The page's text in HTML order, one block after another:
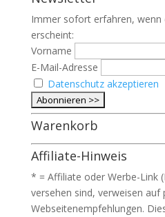
Immer sofort erfahren, wenn
erscheint:
Vorname
E-Mail-Adresse
Datenschutz akzeptieren
Warenkorb
Affiliate-Hinweis
* = Affiliate oder Werbe-Link
versehen sind, verweisen auf
Webseitenempfehlungen.